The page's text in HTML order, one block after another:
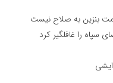
بنزین به صلاح نیست
سپاه را غافلگیر کرد